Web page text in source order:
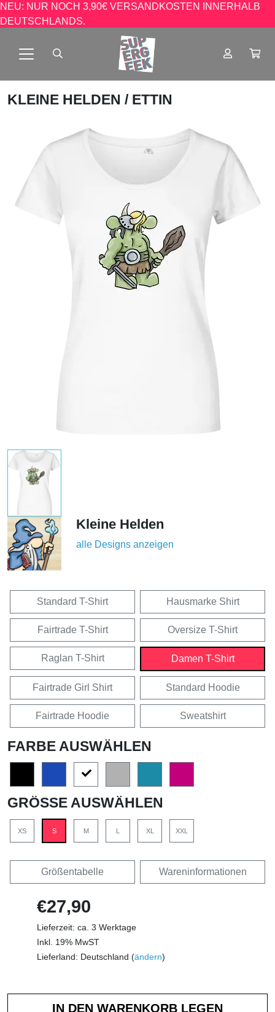
NEU: NUR NOCH 3,90€ VERSANDKOSTEN INNERHALB
DEUTSCHLANDS.
KLEINE HELDEN / ETTIN
Kleine Helden
alle Designs anzeigen
Standard T-Shirt Hausmarke Shirt
Fairtrade T-Shirt Oversize T-Shirt
Raglan T-Shirt Damen T-Shirt
Fairtrade Girl Shirt Standard Hoodie
Fairtrade Hoodie Sweatshirt
FARBE AUSWÄHLEN
GRÖSSE AUSWÄHLEN
XS S M XL XXL
Größentabelle Wareninformationen
€27,90
Lieferzeit: ca. 3 Werktage
Inkl. 19% MwST
Lieferland: Deutschland (ändern)